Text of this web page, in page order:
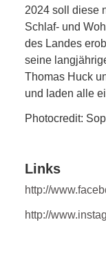
2024 soll diese
Schlaf- und
des Landes
seine
Thomas Huck
und laden alle
Photocredit:
Links
http://
http://